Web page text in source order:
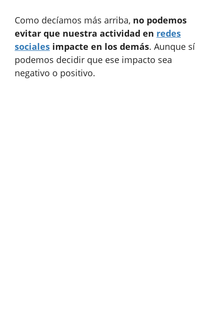
Como decíamos más arriba, no podemos
evitar que nuestra actividad en redes
sociales impacte en los demás. Aunque sí
podemos decidir que ese impacto sea
negativo o positivo.